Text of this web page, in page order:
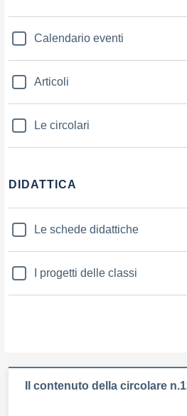
Calendario eventi
Articoli
Le circolari
DIDATTICA
Le schede didattiche
I progetti delle classi
Il contenuto della circolare